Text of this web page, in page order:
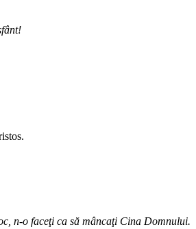
n-o faceţi ca să mâncaţi Cina Domnului.